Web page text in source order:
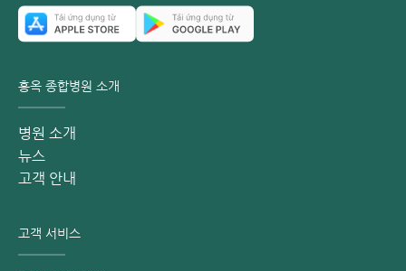
홍옥 종합병원 소개
병원 소개
뉴스
고객 안내
고객 서비스